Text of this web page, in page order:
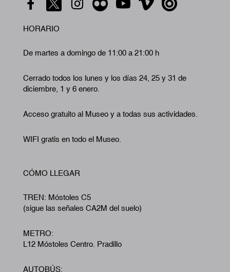
HORARIO
De martes a domingo de 11:00 a 21:00 h
Cerrado todos los lunes y los días 24, 25 y 31 de
diciembre, 1 y 6 enero.
Acceso gratuito al Museo y a todas sus actividades.
WIFI gratis en todo el Museo.
CÓMO LLEGAR
TREN: Móstoles C5
(sigue las señales CA2M del suelo)
METRO:
L12 Móstoles Centro. Pradillo
AUTOBÚS: